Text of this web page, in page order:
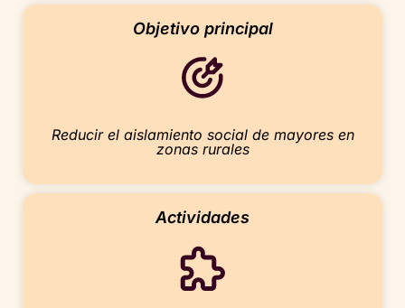
Objetivo principal
Reducir el aislamiento social de mayores en
zonas rurales
Actividades